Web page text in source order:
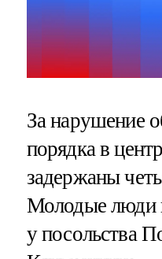
За нарушение
порядка в
задержаны
Молодые люди
у посольства